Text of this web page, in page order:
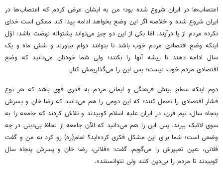
اعتصاب‌ها در ایران شروع شده بود؛ من به ایشان عرض کردم که اعتصاب‌ها در
ایران شروع شده و خلاصه اگر این وضع بخواهد ادامه پیدا کند ممکن است خدای
نکرده مردم از پا درآیند. امّا یکی از این دو چیز می‌تواند پشتوانه نهضت باشد: اوّل
اینکه وضع اقتصادی مردم خوب باشد تا بتوانند دوام بیاورند و شش ماه و یک
سال ادامه دهند تا ریشه آنها را بکنند؛ ولی شما خودتان می‌دانید که وضع
اقتصادی مردم خوب نیست؛ پس این را می‌گذاریمش کنار.
دوم اینکه سطح بینش فرهنگی و ایمانی مردم به قدری قوی باشد که هر نوع
فشار اقتصادی را تحمل کنند؛ که این دومی را هم می‌دانید که رضا خان و پسرش
پنجاه سال، نیم قرن، در ایران علیه اسلام کوبیدند و تلاش کردند که جامعه را به
سوی لائیک ببرند. پس این را هم می‌دانید که الآن جامعه از لحاظ بی‌دینی در چه
وضعی است؛ شما برای این مشکل فکری کرده‌اید؟ امام(ره) رو کرد به من و گفت
فلانی، ـ‌عین تعبیرش را می‌گویم‌ـ گفت: «فلانی، رضا خان و پسرش پنجاه سال
کوبیدند تا مردم را بی‌دین کنند ولی نتوانستند».